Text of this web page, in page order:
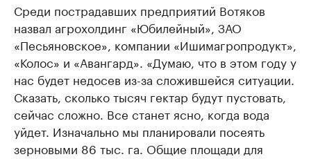
Среди пострадавших предприятий Вотяков
назвал агрохолдинг «Юбилейный», ЗАО
«Песьяновское», компании «Ишимагропродукт»,
«Колос» и «Авангард». «Думаю, что в этом году у
нас будет недосев из-за сложившейся ситуации.
Сказать, сколько тысяч гектар будут пустовать,
сейчас сложно. Все станет ясно, когда вода
уйдет. Изначально мы планировали посеять
зерновыми 86 тыс. га. Общие площади для